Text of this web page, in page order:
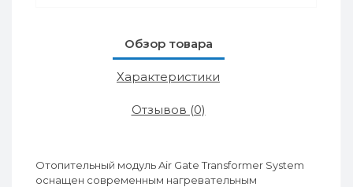
Обзор товара
Характеристики
Отзывов (0)
Отопительный модуль Air Gate Transformer System
оснащен современным нагревательным